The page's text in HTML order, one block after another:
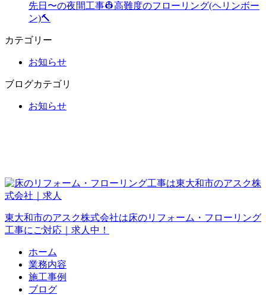
先日〜の夜間工事👷高難度のフローリング(ヘリンボー
ン)🔨
カテゴリー
お知らせ
ブログカテゴリ
お知らせ
東大和市のアスク株式会社は床のリフォーム・フローリング
工事にご対応｜求人中！
ホーム
業務内容
施工事例
ブログ